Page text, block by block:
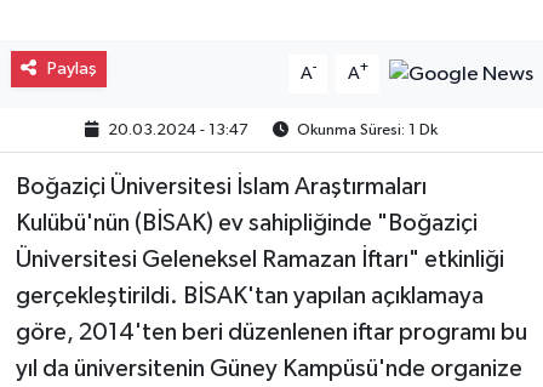
Paylaş A- A+
20.03.2024 - 13:47 Okunma Süresi: 1 Dk
Boğaziçi Üniversitesi İslam Araştırmaları
Kulübü'nün (BİSAK) ev sahipliğinde "Boğaziçi
Üniversitesi Geleneksel Ramazan İftarı" etkinliği
gerçekleştirildi. BİSAK'tan yapılan açıklamaya
göre, 2014'ten beri düzenlenen iftar programı bu
yıl da üniversitenin Güney Kampüsü'nde organize